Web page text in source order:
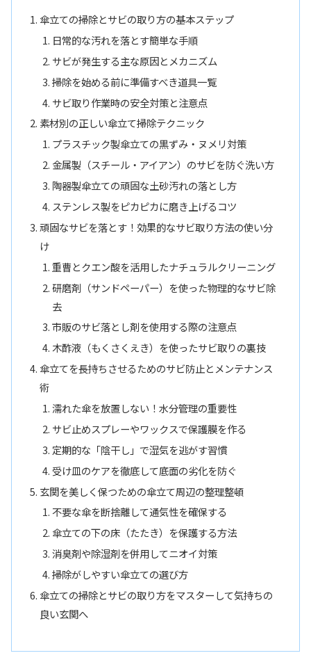
傘立ての掃除とサビの取り方の基本ステップ
日常的な汚れを落とす簡単な手順
サビが発生する主な原因とメカニズム
掃除を始める前に準備すべき道具一覧
サビ取り作業時の安全対策と注意点
素材別の正しい傘立て掃除テクニック
プラスチック製傘立ての黒ずみ・ヌメリ対策
金属製（スチール・アイアン）のサビを防ぐ洗い方
陶器製傘立ての頑固な土砂汚れの落とし方
ステンレス製をピカピカに磨き上げるコツ
頑固なサビを落とす！効果的なサビ取り方法の使い分
け
重曹とクエン酸を活用したナチュラルクリーニング
研磨剤（サンドペーパー）を使った物理的なサビ除
去
市販のサビ落とし剤を使用する際の注意点
木酢液（もくさくえき）を使ったサビ取りの裏技
傘立てを長持ちさせるためのサビ防止とメンテナンス
術
濡れた傘を放置しない！水分管理の重要性
サビ止めスプレーやワックスで保護膜を作る
定期的な「陰干し」で湿気を逃がす習慣
受け皿のケアを徹底して底面の劣化を防ぐ
玄関を美しく保つための傘立て周辺の整理整頓
不要な傘を断捨離して通気性を確保する
傘立ての下の床（たたき）を保護する方法
消臭剤や除湿剤を併用してニオイ対策
掃除がしやすい傘立ての選び方
傘立ての掃除とサビの取り方をマスターして気持ちの
良い玄関へ